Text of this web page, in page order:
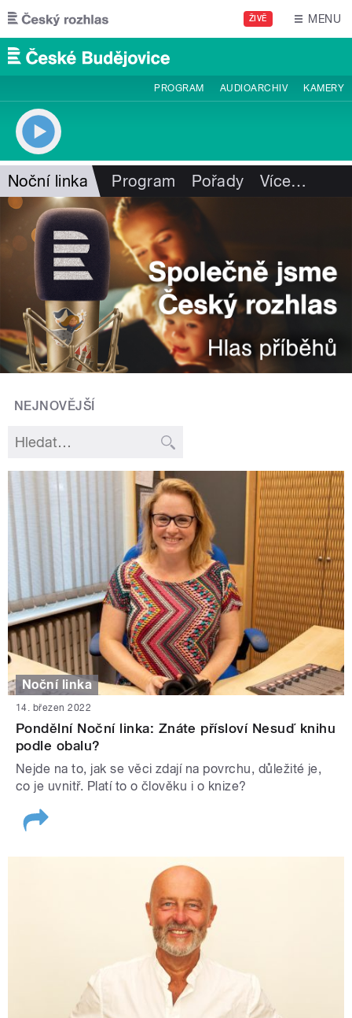
Přejít k hlavnímu obsahu
ŽIVĚ MENU
PROGRAM AUDIOARCHIV KAMERY
Noční linka Program Pořady Více…
NEJNOVĚJŠÍ
Noční linka
14. březen 2022
Pondělní Noční linka: Znáte přísloví Nesuď knihu
podle obalu?
Nejde na to, jak se věci zdají na povrchu, důležité je,
co je uvnitř. Platí to o člověku i o knize?